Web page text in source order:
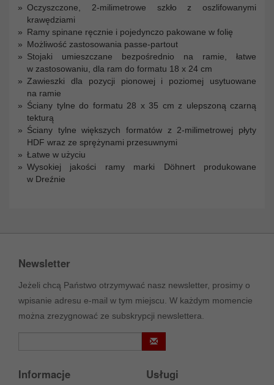
Oczyszczone, 2-milimetrowe szkło z oszlifowanymi
krawędziami
Ramy spinane ręcznie i pojedynczo pakowane w folię
Możliwość zastosowania passe-partout
Stojaki umieszczane bezpośrednio na ramie, łatwe
w zastosowaniu, dla ram do formatu 18 x 24 cm
Zawieszki dla pozycji pionowej i poziomej usytuowane
na ramie
Ściany tylne do formatu 28 x 35 cm z ulepszoną czarną
tekturą
Ściany tylne większych formatów z 2-milimetrowej płyty
HDF wraz ze sprężynami przesuwnymi
Łatwe w użyciu
Wysokiej jakości ramy marki Döhnert produkowane
w Dreźnie
Newsletter
Jeżeli chcą Państwo otrzymywać nasz newsletter, prosimy o
wpisanie adresu e-mail w tym miejscu. W każdym momencie
można zrezygnować ze subskrypcji newslettera.
Informacje Usługi